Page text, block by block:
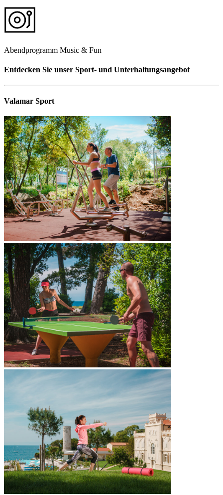
Abendprogramm Music & Fun
Entdecken Sie unser Sport- und Unterhaltungsangebot
Valamar Sport